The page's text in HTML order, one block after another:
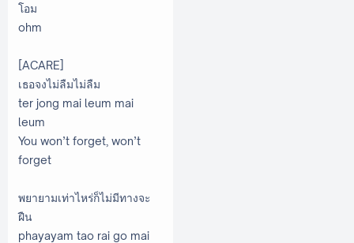
โอม
ohm
[ACARE]
เธอจงไม่ลืมไม่ลืม
ter jong mai leum mai
leum
You won’t forget, won’t
forget
พยายามเท่าไหร่ก็ไม่มีทางจะ
ฝืน
phayayam tao rai go mai